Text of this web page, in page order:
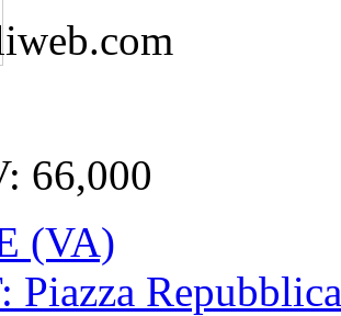
66,000
(VA)
Piazza